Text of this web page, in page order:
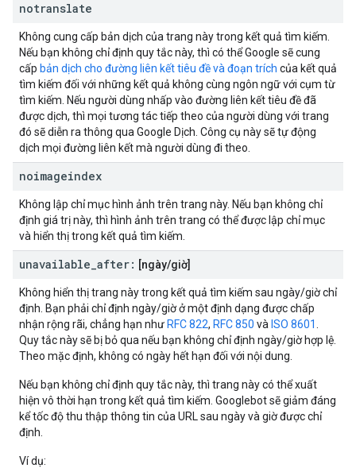
notranslate
Không cung cấp bản dịch của trang này trong kết quả tìm kiếm.
Nếu bạn không chỉ định quy tắc này, thì có thể Google sẽ cung
cấp bản dịch cho đường liên kết tiêu đề và đoạn trích của kết quả
tìm kiếm đối với những kết quả không cùng ngôn ngữ với cụm từ
tìm kiếm. Nếu người dùng nhấp vào đường liên kết tiêu đề đã
được dịch, thì mọi tương tác tiếp theo của người dùng với trang
đó sẽ diễn ra thông qua Google Dịch. Công cụ này sẽ tự động
dịch mọi đường liên kết mà người dùng đi theo.
noimageindex
Không lập chỉ mục hình ảnh trên trang này. Nếu bạn không chỉ
định giá trị này, thì hình ảnh trên trang có thể được lập chỉ mục
và hiển thị trong kết quả tìm kiếm.
unavailable after: [ngày/giờ]
Không hiển thị trang này trong kết quả tìm kiếm sau ngày/giờ chỉ
định. Bạn phải chỉ định ngày/giờ ở một định dạng được chấp
nhận rộng rãi, chẳng hạn như RFC 822, RFC 850 và ISO 8601
Quy tắc này sẽ bị bỏ qua nếu bạn không chỉ định ngày/giờ hợp lệ.
Theo mặc định, không có ngày hết hạn đối với nội dung.
Nếu bạn không chỉ định quy tắc này, thì trang này có thể xuất
hiện vô thời hạn trong kết quả tìm kiếm. Googlebot sẽ giảm đáng
kể tốc độ thu thập thông tin của URL sau ngày và giờ được chỉ
định.
Ví dụ: